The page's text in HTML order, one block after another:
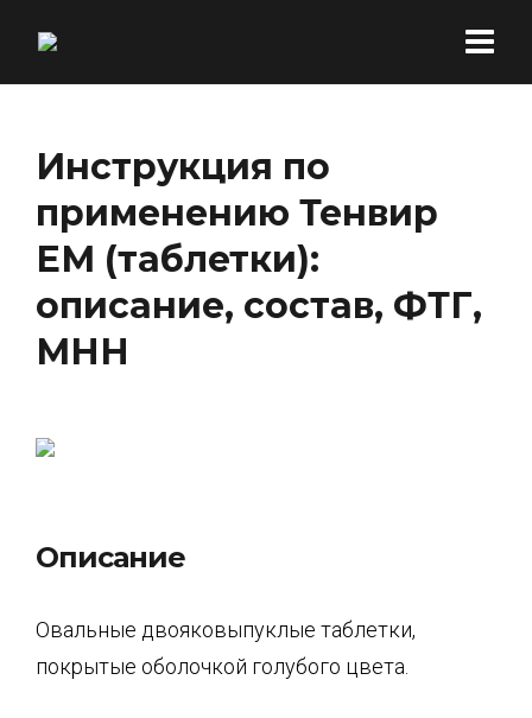
Инструкция по
применению Тенвир
ЕМ (таблетки):
описание, состав, ФТГ,
МНН
Описание
Овальные двояковыпуклые таблетки,
покрытые оболочкой голубого цвета.